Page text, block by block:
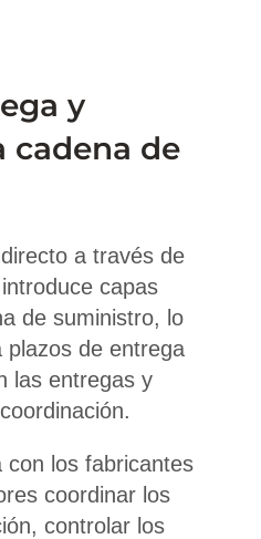
y
cadena de
a través de
capas
de suministro, lo
plazos de entrega
las entregas y
con los fabricantes
coordinar los
controlar los